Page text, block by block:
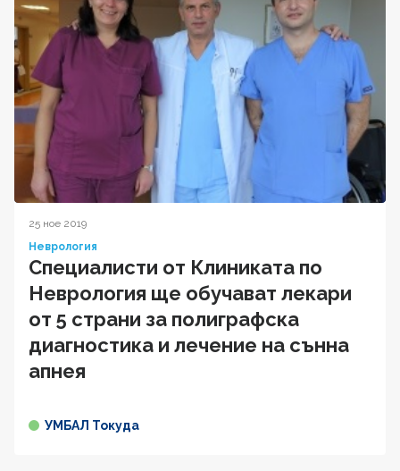
25 ное 2019
Неврология
Специалисти от Клиниката по
Неврология ще обучават лекари
от 5 страни за полиграфска
диагностика и лечение на сънна
апнея
УМБАЛ Токуда